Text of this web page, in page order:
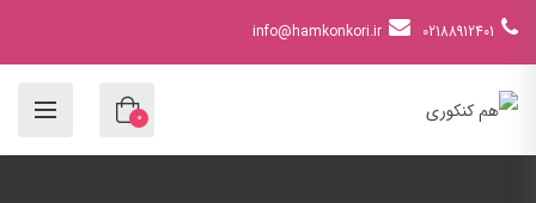
02188912401
info@hamkonkori.ir
0